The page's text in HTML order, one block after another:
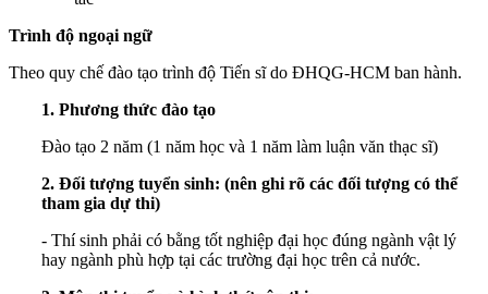
Trình độ ngoại ngữ
Theo quy chế đào tạo trình độ Tiến sĩ do ĐHQG-HCM ban hành.
1. Phương thức đào tạo
Đào tạo 2 năm (1 năm học và 1 năm làm luận văn thạc sĩ)
2. Đối tượng tuyển sinh: (nên ghi rõ các đối tượng có thể
tham gia dự thi)
- Thí sinh phải có bằng tốt nghiệp đại học đúng ngành vật lý
hay ngành phù hợp tại các trường đại học trên cả nước.